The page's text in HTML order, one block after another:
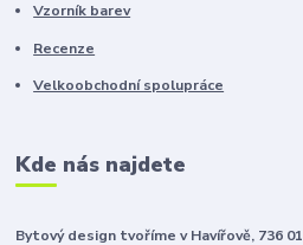
Vzorník barev
Recenze
Velkoobchodní spolupráce
Kde nás najdete
Bytový design tvoříme v Havířově, 736 01